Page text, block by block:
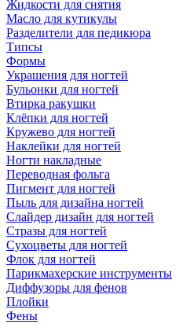
Жидкости для снятия
Масло для кутикулы
Разделители для педикюра
Типсы
Формы
Украшения для ногтей
Бульонки для ногтей
Втирка ракушки
Клёпки для ногтей
Кружево для ногтей
Наклейки для ногтей
Ногти накладные
Переводная фольга
Пигмент для ногтей
Пыль для дизайна ногтей
Слайдер дизайн для ногтей
Стразы для ногтей
Сухоцветы для ногтей
Флок для ногтей
Парикмахерские инструменты
Диффузоры для фенов
Плойки
Фены